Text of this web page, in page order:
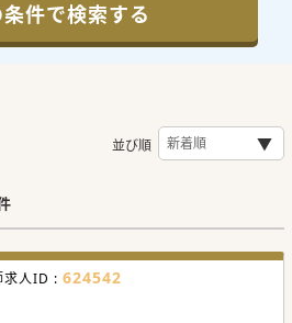
条件で検索する
並び順
求人ID : 624542